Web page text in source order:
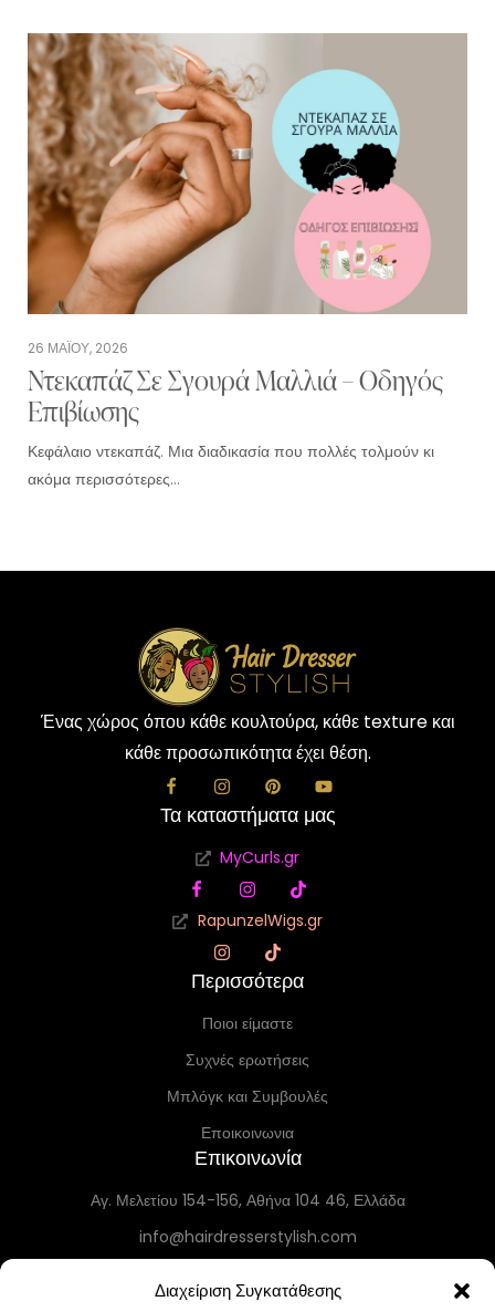
Διαχείριση Συγκατάθεσης
26 ΜΑΪ́ΟΥ, 2026
Ντεκαπάζ Σε Σγουρά Μαλλιά – Οδηγός
Επιβίωσης
Κεφάλαιο ντεκαπάζ. Μια διαδικασία που πολλές τολμούν κι
ακόμα περισσότερες…
Ένας χώρος όπου κάθε κουλτούρα, κάθε texture και
κάθε προσωπικότητα έχει θέση.
Τα καταστήματα μας
MyCurls.gr
RapunzelWigs.gr
Περισσότερα
Ποιοι είμαστε
Συχνές ερωτήσεις
Μπλόγκ και Συμβουλές
Εποικοινωνια
Επικοινωνία
Αγ. Μελετίου 154-156, Αθήνα 104 46, Ελλάδα
info@hairdresserstylish.com